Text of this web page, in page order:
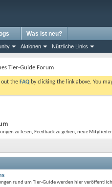
Aktionen Nützliche Links
Was ist neu?
Tier-Guide Forum
out the FAQ by clicking the link above. You
zu lesen, Feedback zu geben, neue
rund um Tier-Guide werden hier